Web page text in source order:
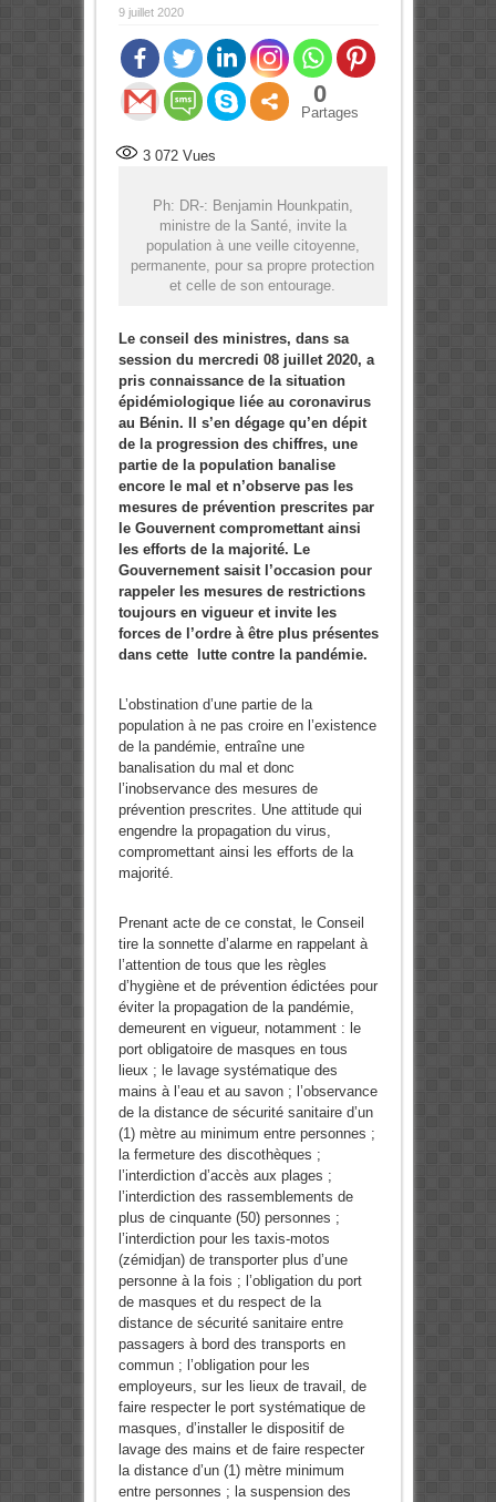
9 juillet 2020
0
Partages
3 072Vues
Ph: DR-: Benjamin Hounkpatin,
ministre de la Santé, invite la
population à une veille citoyenne,
permanente, pour sa propre protection
et celle de son entourage.
Le conseil des ministres, dans sa
session du mercredi 08 juillet 2020, a
pris connaissance de la situation
épidémiologique liée au coronavirus
au Bénin. Il s’en dégage qu’en dépit
de la progression des chiffres, une
partie de la population banalise
encore le mal et n’observe pas les
mesures de prévention prescrites par
le Gouvernent compromettant ainsi
les efforts de la majorité. Le
Gouvernement saisit l’occasion pour
rappeler les mesures de restrictions
toujours en vigueur et invite les
forces de l’ordre à être plus présentes
dans cette lutte contre la pandémie.
L’obstination d’une partie de la
population à ne pas croire en l’existence
de la pandémie, entraîne une
banalisation du mal et donc
l’inobservance des mesures de
prévention prescrites. Une attitude qui
engendre la propagation du virus,
compromettant ainsi les efforts de la
majorité.
Prenant acte de ce constat, le Conseil
tire la sonnette d’alarme en rappelant à
l’attention de tous que les règles
d’hygiène et de prévention édictées pour
éviter la propagation de la pandémie,
demeurent en vigueur, notamment : le
port obligatoire de masques en tous
lieux ; le lavage systématique des
mains à l’eau et au savon ; l’observance
de la distance de sécurité sanitaire d’un
(1) mètre au minimum entre personnes ;
la fermeture des discothèques ;
l’interdiction d’accès aux plages ;
l’interdiction des rassemblements de
plus de cinquante (50) personnes ;
l’interdiction pour les taxis-motos
(zémidjan) de transporter plus d’une
personne à la fois ; l’obligation du port
de masques et du respect de la
distance de sécurité sanitaire entre
passagers à bord des transports en
commun ; l’obligation pour les
employeurs, sur les lieux de travail, de
faire respecter le port systématique de
masques, d’installer le dispositif de
lavage des mains et de faire respecter
la distance d’un (1) mètre minimum
entre personnes ; la suspension des